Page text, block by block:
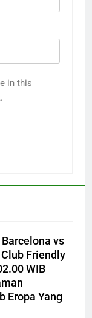
in this
vs
Friendly
WIB
Eropa Yang